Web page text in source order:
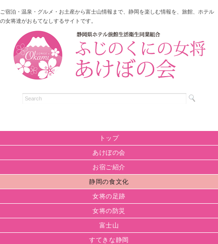
ご宿泊・温泉・グルメ・お土産から富士山情報まで、静岡を楽しむ情報を、旅館、ホテル
の女将達がおもてなしするサイトです。
トップ
あけぼの会
お宿ご紹介
静岡の食文化
女将の足跡
女将の防災
富士山
すてきな静岡